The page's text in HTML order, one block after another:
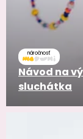
náročnosť
Návod na
sluchátka